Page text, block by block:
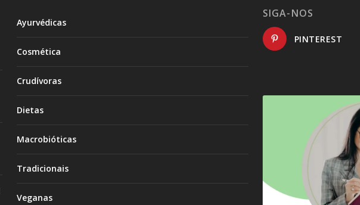
Ayurvédicas
Cosmética
Crudívoras
Dietas
Macrobióticas
Tradicionais
Veganas
SIGA-NOS
PINTEREST